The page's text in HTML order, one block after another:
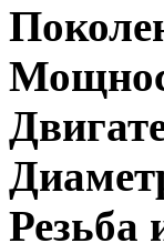
Резьба